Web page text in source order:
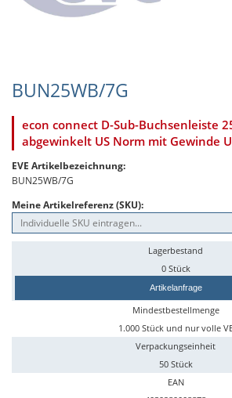
BUN25WB/7G
econ connect D-Sub-Buchsenleiste
abgewinkelt US Norm mit Gewinde
EVE Artikelbezeichnung:
BUN25WB/7G
Meine Artikelreferenz (SKU):
Lagerbestand
0 Stück
Artikelanfrage
Mindestbestellmenge
1.000 Stück und nur volle
Verpackungseinheit
50 Stück
EAN